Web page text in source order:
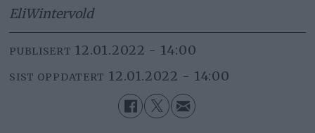
EliWintervold
PUBLISERT 12.01.2022 - 14:00
SIST OPPDATERT 12.01.2022 - 14:00